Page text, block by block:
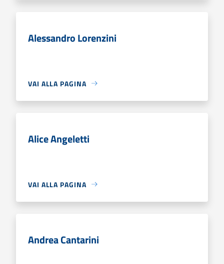
Alessandro Lorenzini
VAI ALLA PAGINA
Alice Angeletti
VAI ALLA PAGINA
Andrea Cantarini